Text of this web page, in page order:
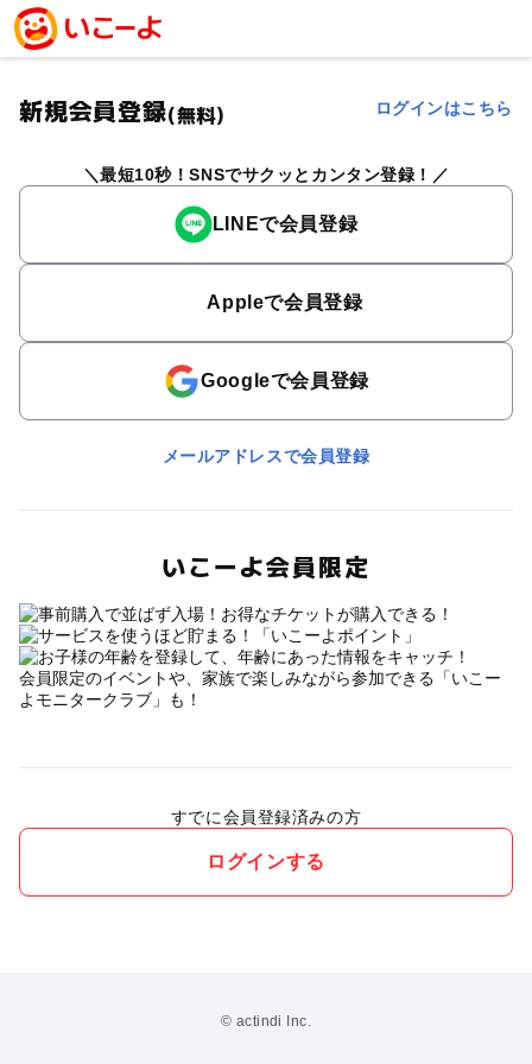
新規会員登録(無料) ログインはこちら
最短10秒！SNSでサクッとカンタン登録！
LINEで会員登録
Appleで会員登録
Googleで会員登録
メールアドレスで会員登録
いこーよ会員限定
会員限定のイベントや、家族で楽しみながら参加できる「いこー
よモニタークラブ」も！
すでに会員登録済みの方
ログインする
© actindi Inc.